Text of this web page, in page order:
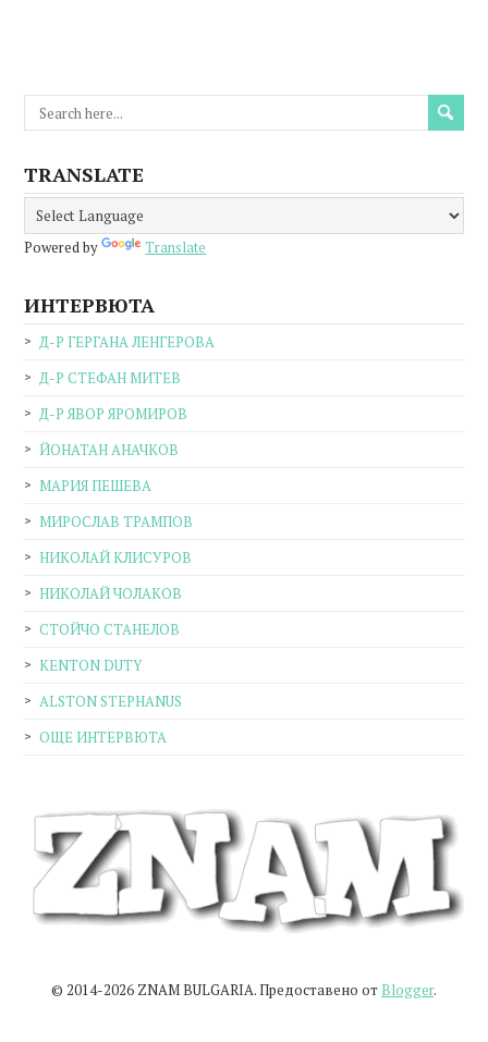
TRANSLATE
Powered by Translate
ИНТЕРВЮТА
Д-Р ГЕРГАНА ЛЕНГЕРОВА
Д-Р СТЕФАН МИТЕВ
Д-Р ЯВОР ЯРОМИРОВ
ЙОНАТАН АНАЧКОВ
МАРИЯ ПЕШЕВА
МИРОСЛАВ ТРАМПОВ
НИКОЛАЙ КЛИСУРОВ
НИКОЛАЙ ЧОЛАКОВ
СТОЙЧО СТАНЕЛОВ
KENTON DUTY
ALSTON STEPHANUS
ОЩЕ ИНТЕРВЮТА
© 2014-2026 ZNAM BULGARIA. Предоставено от Blogger.